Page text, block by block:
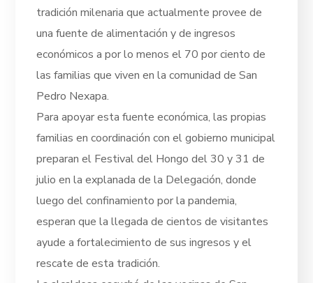
tradición milenaria que actualmente provee de
una fuente de alimentación y de ingresos
económicos a por lo menos el 70 por ciento de
las familias que viven en la comunidad de San
Pedro Nexapa.
Para apoyar esta fuente económica, las propias
familias en coordinación con el gobierno municipal
preparan el Festival del Hongo del 30 y 31 de
julio en la explanada de la Delegación, donde
luego del confinamiento por la pandemia,
esperan que la llegada de cientos de visitantes
ayude a fortalecimiento de sus ingresos y el
rescate de esta tradición.